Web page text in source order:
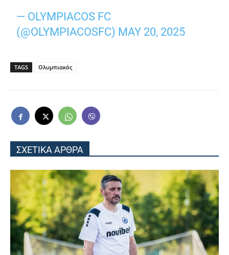
— OLYMPIACOS FC
(@OLYMPIACOSFC) MAY 20, 2025
TAGS Ολυμπιακός
ΣΧΕΤΙΚΑ ΑΡΘΡΑ